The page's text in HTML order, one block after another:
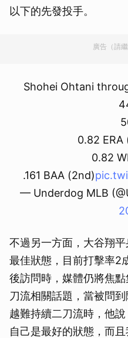
以下的先發投手。
廣告（請
Shohei Ohtani
0.82 ERA
0.82
.161 BAA (2nd)
— Underdog MLB
不過另一方面，大谷翔
最佳狀態，目前打擊率2
後訪問時，媒體仍將焦
刀流相關話題，當被問
越難持續二刀流時，他
自己是最好的狀態，而